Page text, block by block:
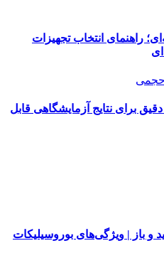
راهنمای انتخاب تجهیزات
برای نتایج آزمایشگاهی قابل
و باز | ویژگی‌های بوروسیلیکات